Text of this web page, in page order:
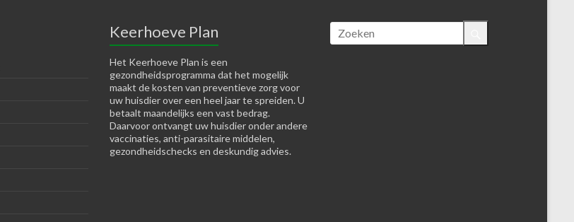
Keerhoeve Plan
Het Keerhoeve Plan is een
gezondheidsprogramma dat het mogelijk
maakt de kosten van preventieve zorg voor
uw huisdier over een heel jaar te spreiden. U
betaalt maandelijks een vast bedrag.
Daarvoor ontvangt uw huisdier onder andere
vaccinaties, anti-parasitaire middelen,
gezondheidschecks en deskundig advies.